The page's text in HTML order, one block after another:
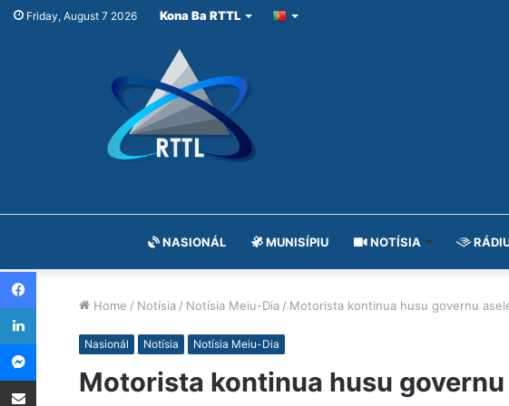
Friday, August 7 2026 Kona Ba RTTL
NASIONÁL MUNISÍPIU NOTÍSIA
Home / Notísia / Notísia Meiu-Dia / Motorista kontinua husu governu
Nasionál Notísia Notísia Meiu-Dia
Motorista kontinua husu
Facebook
LinkedIn
Messenger